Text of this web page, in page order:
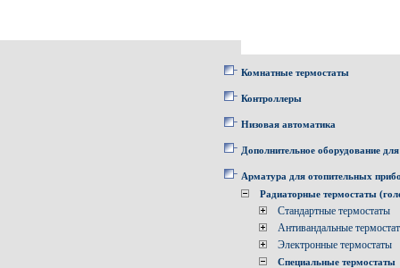
Комнатные термостаты
Контроллеры
Низовая автоматика
Дополнительное оборудование
Арматура для отопительных
Радиаторные термостаты
Стандартные термостаты
Антивандальные
Электронные термостаты
Специальные термостаты